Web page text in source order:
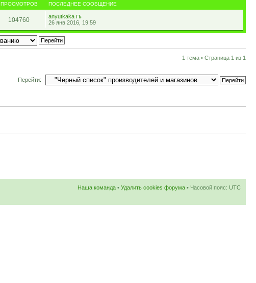
ПРОСМОТРОВ ПОСЛЕДНЕЕ СООБЩЕНИЕ
104760
anyutkaka
26 янв 2016, 19:59
1 тема • Страница 1 из 1
Перейти:
Наша команда • Удалить cookies форума • Часовой пояс: UTC